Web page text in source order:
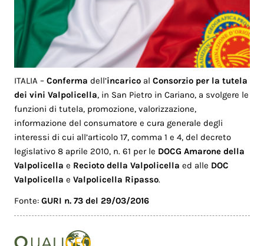
ITALIA –Conferma dell’incarico alConsorzio per la tutela
dei vini Valpolicella, in San Pietro in Cariano, a svolgere le
funzioni di tutela, promozione, valorizzazione,
informazione del consumatore e cura generale degli
interessi di cui all’articolo 17, comma 1 e 4, del decreto
legislativo 8 aprile 2010, n. 61 per le DOCG Amarone della
Valpolicella e Recioto della Valpolicella ed alle DOC
Valpolicella eValpolicella Ripasso.
Fonte:GURI n. 73 del 29/03/2016